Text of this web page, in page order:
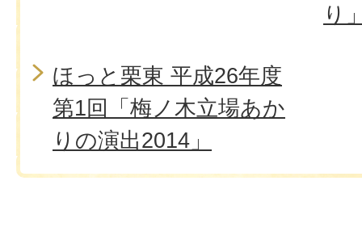
り
ほっと栗東 平成26年度
第1回「梅ノ木立場あか
りの演出2014」